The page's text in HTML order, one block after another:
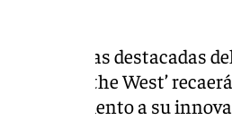
a figuras destacadas
‘Spirit of the West’
reconocimiento a su